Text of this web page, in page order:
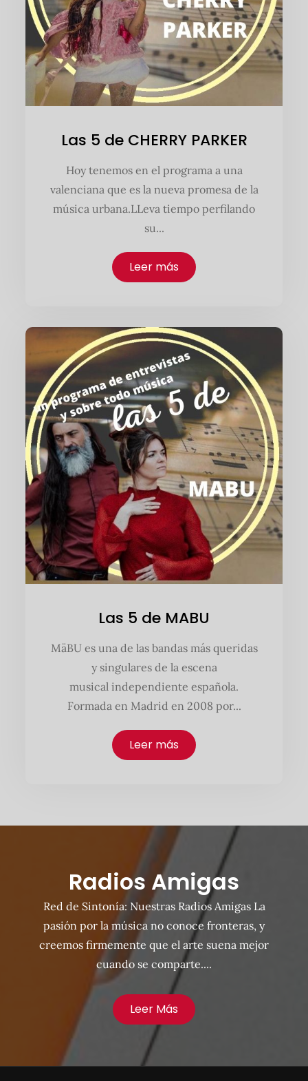
Las 5 de CHERRY PARKER
Hoy tenemos en el programa a una
valenciana que es la nueva promesa de la
música urbana.LLeva tiempo perfilando
su...
Leer más
Las 5 de MABU
MäBU es una de las bandas más queridas
y singulares de la escena
musical independiente española.
Formada en Madrid en 2008 por...
Leer más
Radios Amigas
Red de Sintonía: Nuestras Radios Amigas La
pasión por la música no conoce fronteras, y
creemos firmemente que el arte suena mejor
cuando se comparte....
Leer Más